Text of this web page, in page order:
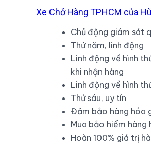
Xe Chở Hàng TPHCM của
Chủ động giám sát
Thứ năm, linh động
Linh động về hình
khi nhận hàng
Linh động về hình
Thứ sáu, uy tín
Đảm bảo hàng hóa
Mua bảo hiểm
Hoàn 100% giá trị